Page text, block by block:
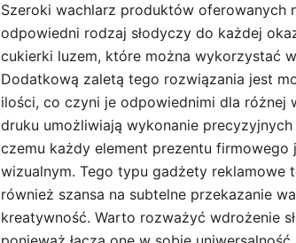
Szeroki wachlarz produktów oferowanych
odpowiedni rodzaj słodyczy do każdej
cukierki luzem, które można wykorzystać
Dodatkową zaletą tego rozwiązania jest
ilości, co czyni je odpowiednimi dla
druku umożliwiają wykonanie
czemu każdy element prezentu
wizualnym. Tego typu gadżety
również szansa na subtelne przekazanie
kreatywność. Warto rozważyć wdrożenie